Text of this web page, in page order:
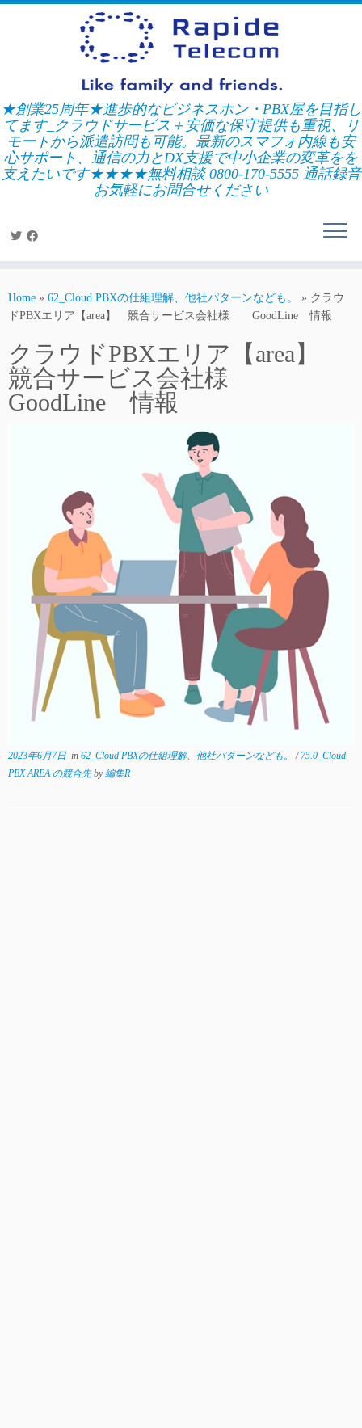
Skip
★創業25周年★進歩的なビジネスホン・PBX屋を目指し
てます_クラウドサービス＋安価な保守提供も重視、リ
モートから派遣訪問も可能。最新のスマフォ内線も安
心サポート、通信の力とDX支援で中小企業の変革をを
支えたいです★★★★無料相談 0800-170-5555 通話録音
お気軽にお問合せください
Home » 62_Cloud PBXの仕組理解、他社パターンなども。 » クラウ
ドPBXエリア【area】 競合サービス会社様 GoodLine 情報
クラウドPBXエリア【area】
競合サービス会社様
GoodLine 情報
2023年6月7日 in 62_Cloud PBXの仕組理解、他社パターンなども。/ 75.0_Cloud
PBX AREA の競合先by編集R